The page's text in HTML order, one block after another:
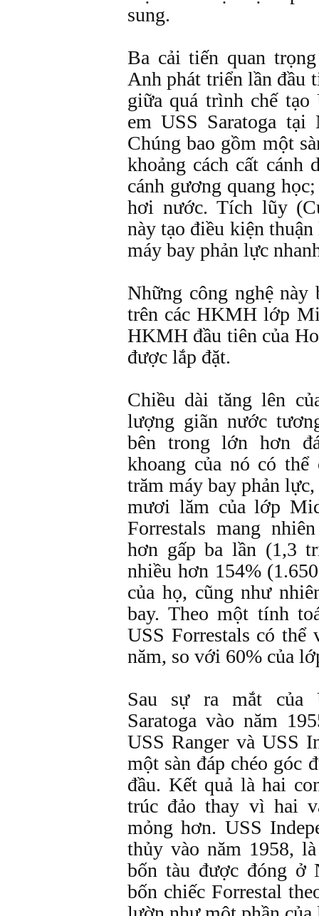
sung.
Ba cải tiến quan
Anh phát triển lần đầu
giữa quá trình chế tạo
em USS Saratoga tại
Chúng bao gồm một
khoảng cách cất cánh
cánh gương quang
hơi nước. Tích lũy
này tạo điều kiện
máy bay phản lực
Những công nghệ
trên các HKMH lớp
HKMH đầu tiên của
được lắp đặt.
Chiều dài tăng lên
lượng giãn nước
bên trong lớn hơn
khoang của nó có
trăm máy bay phản
mươi lăm của lớp
Forrestals mang
hơn gấp ba lần (1,3
nhiều hơn 154%
của họ, cũng như
bay. Theo một tính
USS Forrestals có thể
năm, so với 60% của
Sau sự ra mắt của
Saratoga vào năm
USS Ranger và USS
một sàn đáp chéo góc
đầu. Kết quả là hai
trúc đảo thay vì hai
mỏng hơn. USS
thủy vào năm 1958,
bốn tàu được đóng ở
bốn chiếc Forrestal